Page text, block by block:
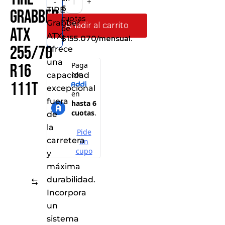
Grabber
ATX
255/70
R16
111T
Añadir al carrito
Comparar
6
cuotas
de
$155.070/mensual.
TIRE
Grabber
ATX
ofrece
una
capacidad
excepcional
fuera
de
la
carretera
y
máxima
durabilidad.
Incorpora
un
sistema